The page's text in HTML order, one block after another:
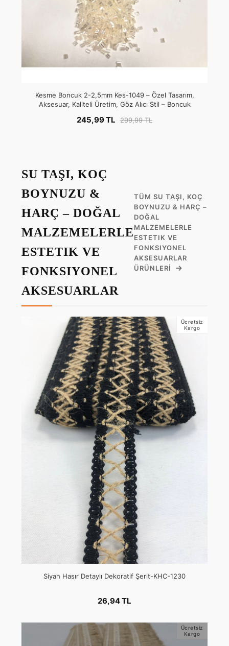
Kesme Boncuk 2-2,5mm Kes-1049 – Özel Tasarım,
Aksesuar, Kaliteli Üretim, Göz Alıcı Stil – Boncuk
245,99 TL 299,99 TL
SU TAŞI, KOÇ
BOYNUZU &
HARÇ – DOĞAL
MALZEMELERLE
ESTETIK VE
FONKSIYONEL
AKSESUARLAR
TÜM SU TAŞI, KOÇ
BOYNUZU & HARÇ –
DOĞAL
MALZEMELERLE
ESTETIK VE
FONKSIYONEL
AKSESUARLAR
ÜRÜNLERI
Ücretsiz
Kargo
Siyah Hasır Detaylı Dekoratif Şerit-KHC-1230
26,94 TL
Ücretsiz
Kargo